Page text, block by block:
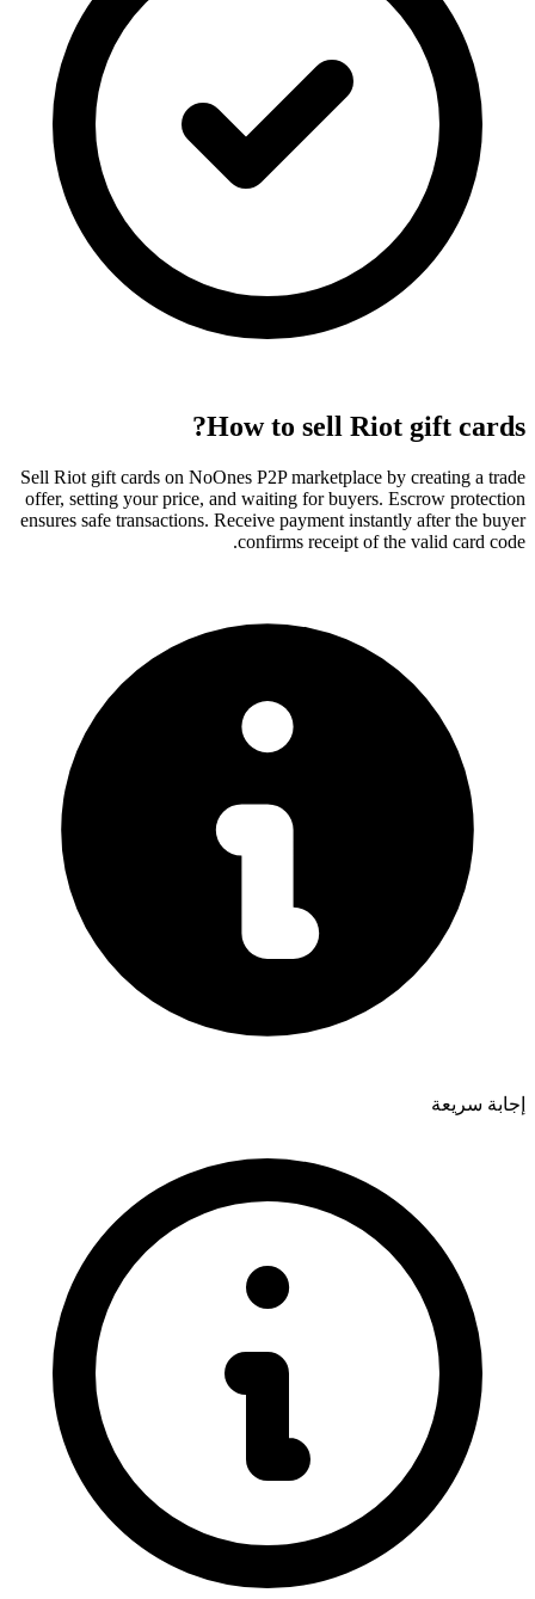
How to sell Riot gift cards?
Sell Riot gift cards on NoOnes P2P marketplace by creating a trade
offer, setting your price, and waiting for buyers. Escrow protection
ensures safe transactions. Receive payment instantly after the buyer
confirms receipt of the valid card code.
إجابة سريعة